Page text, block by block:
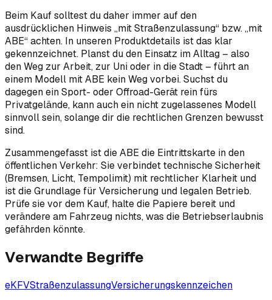
Beim Kauf solltest du daher immer auf den
ausdrücklichen Hinweis „mit Straßenzulassung“ bzw. „mit
ABE“ achten. In unseren Produktdetails ist das klar
gekennzeichnet. Planst du den Einsatz im Alltag – also
den Weg zur Arbeit, zur Uni oder in die Stadt – führt an
einem Modell mit ABE kein Weg vorbei. Suchst du
dagegen ein Sport- oder Offroad-Gerät rein fürs
Privatgelände, kann auch ein nicht zugelassenes Modell
sinnvoll sein, solange dir die rechtlichen Grenzen bewusst
sind.
Zusammengefasst ist die ABE die Eintrittskarte in den
öffentlichen Verkehr: Sie verbindet technische Sicherheit
(Bremsen, Licht, Tempolimit) mit rechtlicher Klarheit und
ist die Grundlage für Versicherung und legalen Betrieb.
Prüfe sie vor dem Kauf, halte die Papiere bereit und
verändere am Fahrzeug nichts, was die Betriebserlaubnis
gefährden könnte.
Verwandte Begriffe
eKFVStraßenzulassungVersicherungskennzeichen